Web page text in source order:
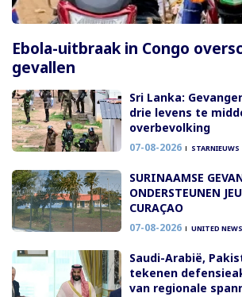
Ebola-uitbraak in Congo
gevallen
Sri Lanka:
drie levens te
overbevolking
07-08-2026 STARNIEUWS
SURINAAMSE
ONDERSTEUNEN
CURAÇAO
07-08-2026 UNITED NEWS
Saudi-Arabië,
tekenen
van regionale